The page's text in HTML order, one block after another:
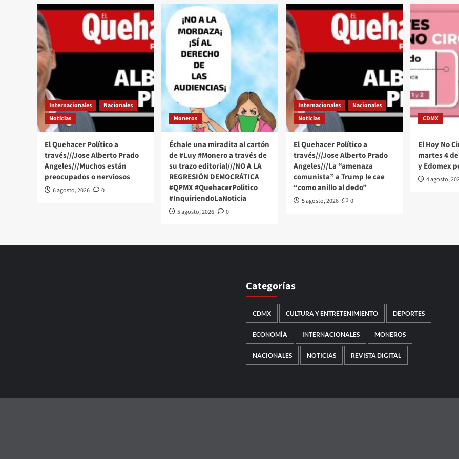
muertos
918
811
Internacionales
Nacionales
Noticias
El Quehacer Político a
través///Jose Alberto Prado
Angeles///Muchos están
preocupados o nerviosos
6 agosto, 2026 0
Moneros
Échale una miradita al cartón
de #Luy #Monero a través de
su trazo editorial///NO A LA
REGRESIÓN DEMOCRÁTICA
#QPMX #QuehacerPolitico
#InquiriendoLaNoticia
5 agosto, 2026 0
Internacionales
Nacionales
Noticias
El Quehacer Político a
través///Jose Alberto Prado
Angeles///La “amenaza
comunista” a Trump le cae
“como anillo al dedo”
5 agosto, 2026 0
CDMX
El Hoy No
martes 4
y Edomex
4 agosto,
Categorías
CDMX CULTURA Y ENTRETENIMIENTO DEPORTES
ECONOMÍA INTERNACIONALES MONEROS
NACIONALES NOTICIAS REVISTA DIGITAL